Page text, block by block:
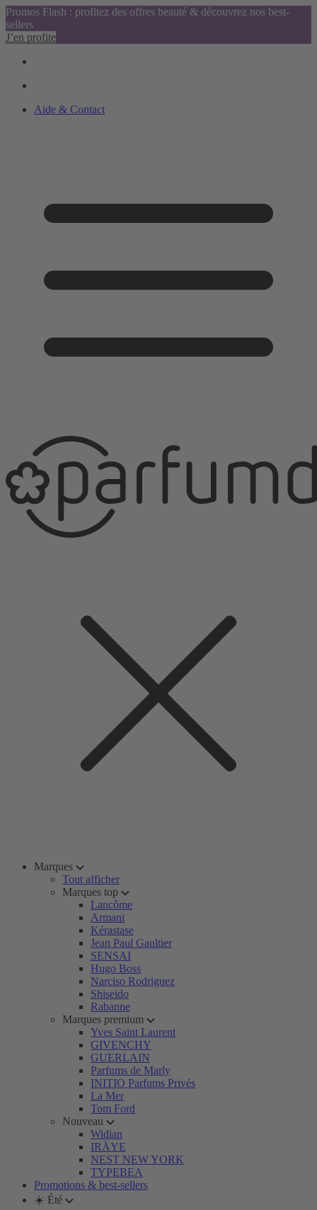
Promos Flash : profitez des offres beauté & découvrez nos best-
sellers
J’en profite
Aide & Contact
Marques
Tout afficher
Marques top
Lancôme
Armani
Kérastase
Jean Paul Gaultier
SENSAI
Hugo Boss
Narciso Rodriguez
Shiseido
Rabanne
Marques premium
Yves Saint Laurent
GIVENCHY
GUERLAIN
Parfums de Marly
INITIO Parfums Privés
La Mer
Tom Ford
Nouveau
Widian
IRÄYE
NEST NEW YORK
TYPEBEA
Promotions & best-sellers
☀️ Été